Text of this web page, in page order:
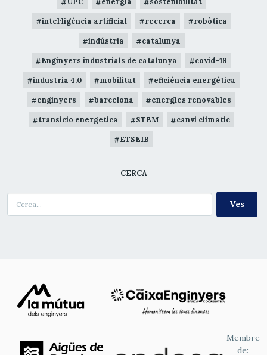
intel·ligència artificial recerca robòtica
indústria catalunya
Enginyers industrials de catalunya covid-19
industria 4.0 mobilitat eficiència energètica
enginyers barcelona energies renovables
transicio energetica STEM canvi climatic
ETSEIB
CERCA
Membre
de: